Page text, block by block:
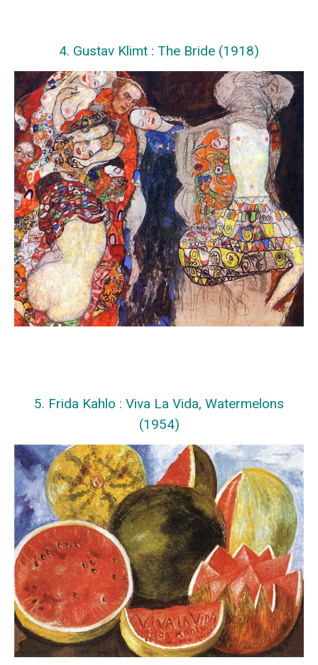
4. Gustav Klimt : The Bride (1918)
5. Frida Kahlo : Viva La Vida, Watermelons
(1954)